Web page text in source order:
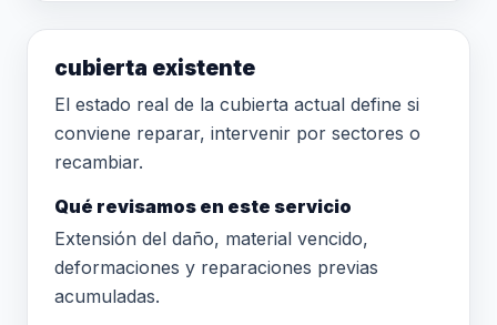
cubierta existente
El estado real de la cubierta actual define si
conviene reparar, intervenir por sectores o
recambiar.
Qué revisamos en este servicio
Extensión del daño, material vencido,
deformaciones y reparaciones previas
acumuladas.